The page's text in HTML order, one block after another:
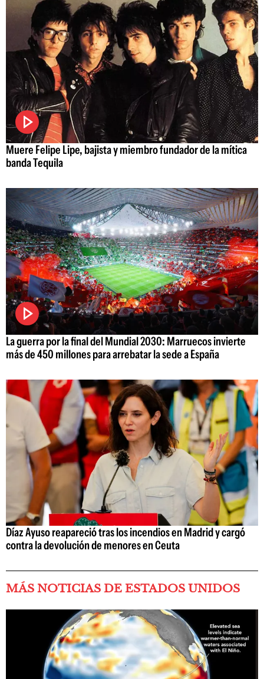
Muere Felipe Lipe, bajista y miembro fundador de la mítica
banda Tequila
La guerra por la final del Mundial 2030: Marruecos invierte
más de 450 millones para arrebatar la sede a España
Díaz Ayuso reapareció tras los incendios en Madrid y cargó
contra la devolución de menores en Ceuta
MÁS NOTICIAS DE ESTADOS UNIDOS